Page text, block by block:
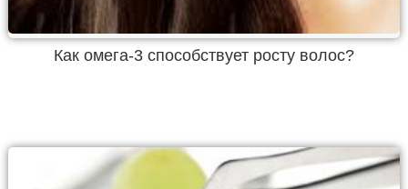
Как омега-3 способствует росту волос?